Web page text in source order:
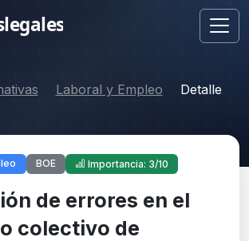
Laboral y Empleo Detalle
BOE Importancia: 3/10
de errores en el
colectivo de